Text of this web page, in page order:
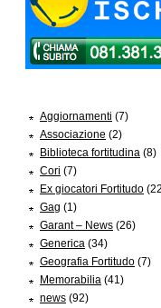
Aggiornamenti (7)
Associazione (2)
Biblioteca fortitudina (8)
Cori (7)
Ex giocatori Fortitudo
Gag (1)
Garant – News (26)
Generica (34)
Geografia Fortitudo (7)
Memorabilia (41)
news (92)